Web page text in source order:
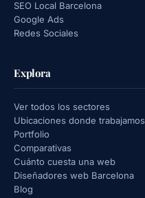
SEO Local Barcelona
Google Ads
Redes Sociales
Explora
Ver todos los sectores
Ubicaciones donde trabajamos
Portfolio
Comparativas
Cuánto cuesta una web
Diseñadores web Barcelona
Blog